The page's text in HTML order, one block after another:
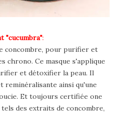
"cucumbra":
concombre, pour purifier et
chrono. Ce masque s'applique
et détoxifier la peau. Il
reminéralisante ainsi qu'une
Et toujours certifiée one
des extraits de concombre,